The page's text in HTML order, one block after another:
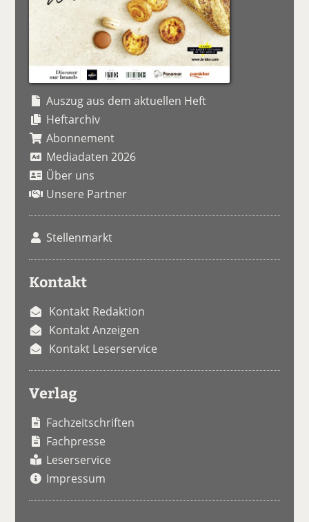
Auszug aus dem aktuellen Heft
Heftarchiv
Abonnement
Mediadaten 2026
Über uns
Unsere Partner
Stellenmarkt
Kontakt
Kontakt Redaktion
Kontakt Anzeigen
Kontakt Leserservice
Verlag
Fachzeitschriften
Fachpresse
Leserservice
Impressum